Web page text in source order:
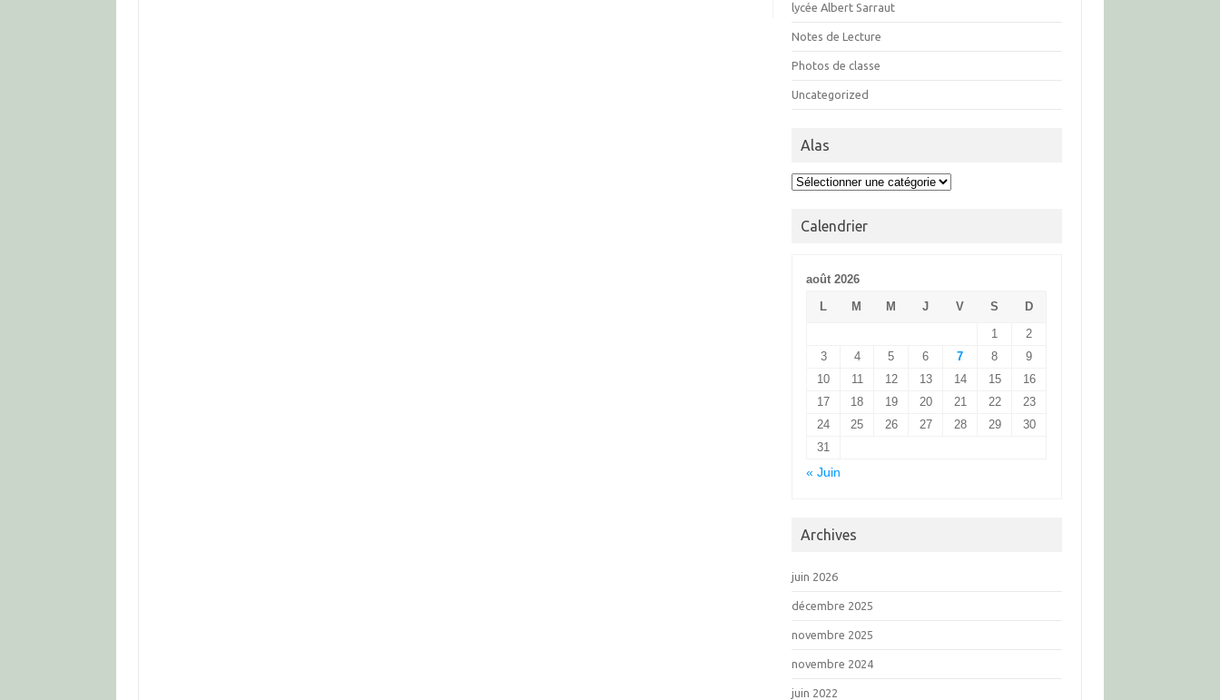
lycée Albert Sarraut
Notes de Lecture
Photos de classe
Uncategorized
Alas
Alas
Calendrier
août 2026
L
M M J V S
D
1
2
3
4 5 6 7 8
9
10
11 12 13 14 15
16
17
18 19 20 21 22
23
24
25 26 27 28 29
30
31
« Juin
Archives
juin 2026
décembre 2025
novembre 2025
novembre 2024
juin 2022